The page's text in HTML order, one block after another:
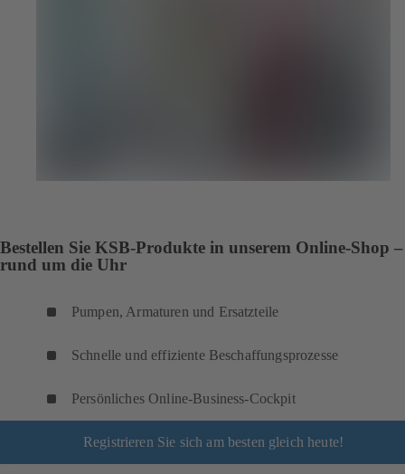
Bestellen Sie KSB-Produkte in unserem Online-Shop –
rund um die Uhr
Pumpen, Armaturen und Ersatzteile
Schnelle und effiziente Beschaffungsprozesse
Persönliches Online-Business-Cockpit
Registrieren Sie sich am besten gleich heute!